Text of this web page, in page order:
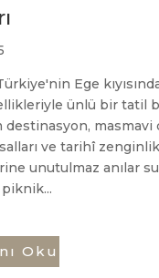
Ege
ünlü bir tatil
destinasyon, masmavi
ve tarihî
unutulmaz anılar
Oku